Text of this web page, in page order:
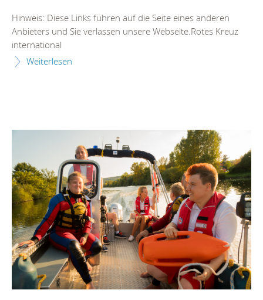
Hinweis: Diese Links führen auf die Seite eines anderen
Anbieters und Sie verlassen unsere Webseite.Rotes Kreuz
international
Weiterlesen